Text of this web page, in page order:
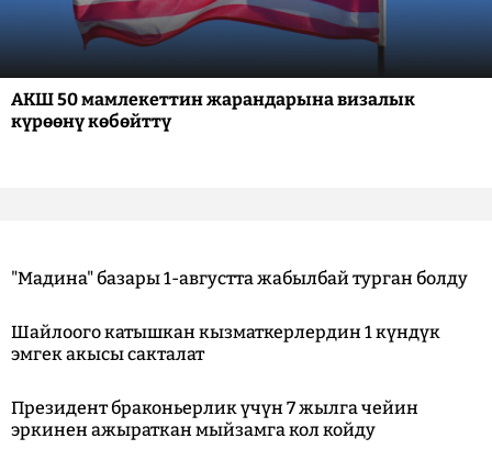
АКШ 50 мамлекеттин жарандарына визалык
күрөөнү көбөйттү
"Мадина" базары 1-августта жабылбай турган болду
Шайлоого катышкан кызматкерлердин 1 күндүк
эмгек акысы сакталат
Президент браконьерлик үчүн 7 жылга чейин
эркинен ажыраткан мыйзамга кол койду